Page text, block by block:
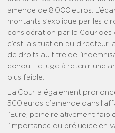
amende de 8 000 euros.
montants s’explique par les
considération par la Cour des
c’est la situation du directeur,
de droits au titre de
conduit le juge à retenir une
plus faible.
La Cour a également
500 euros d’amende dans
l’Eure, peine relativement
l’importance du préjudice en